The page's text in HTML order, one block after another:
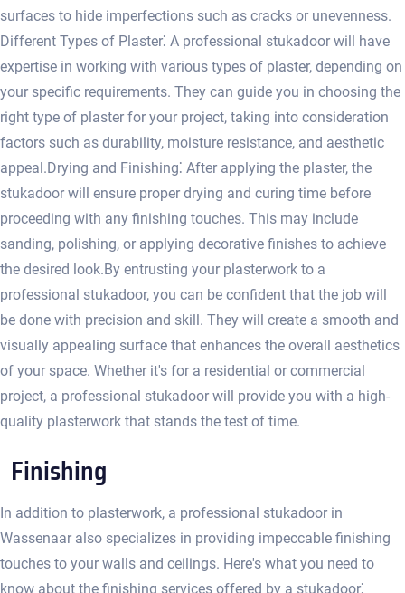
surfaces to hide imperfections such as cracks or unevenness.​
Different Types of Plaster⁚ A professional stukadoor will have
expertise in working with various types of plaster, depending on
your specific requirements.​ They can guide you in choosing the
right type of plaster for your project, taking into consideration
factors such as durability, moisture resistance, and aesthetic
appeal.​ Drying and Finishing⁚ After applying the plaster, the
stukadoor will ensure proper drying and curing time before
proceeding with any finishing touches. This may include
sanding, polishing, or applying decorative finishes to achieve
the desired look.​ By entrusting your plasterwork to a
professional stukadoor, you can be confident that the job will
be done with precision and skill. They will create a smooth and
visually appealing surface that enhances the overall aesthetics
of your space.​ Whether it's for a residential or commercial
project, a professional stukadoor will provide you with a high-
quality plasterwork that stands the test of time.​
Finishing
In addition to plasterwork, a professional stukadoor in
Wassenaar also specializes in providing impeccable finishing
touches to your walls and ceilings.​ Here's what you need to
know about the finishing services offered by a stukadoor⁚